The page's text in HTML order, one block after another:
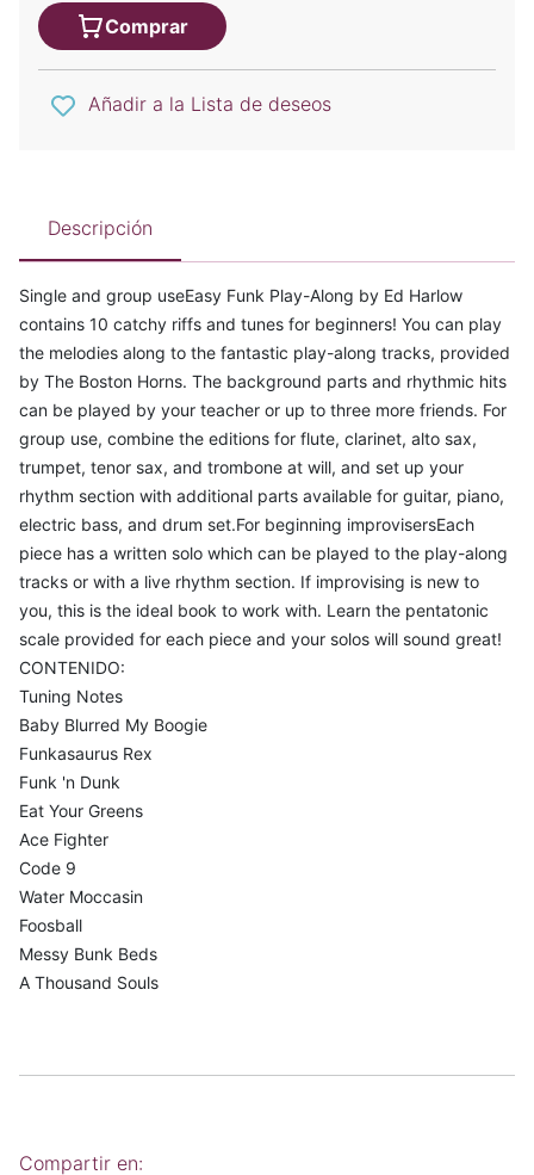
Comprar
Añadir a la Lista de deseos
Descripción
Single and group useEasy Funk Play-Along by Ed Harlow
contains 10 catchy riffs and tunes for beginners! You can play
the melodies along to the fantastic play-along tracks, provided
by The Boston Horns. The background parts and rhythmic hits
can be played by your teacher or up to three more friends. For
group use, combine the editions for flute, clarinet, alto sax,
trumpet, tenor sax, and trombone at will, and set up your
rhythm section with additional parts available for guitar, piano,
electric bass, and drum set.For beginning improvisersEach
piece has a written solo which can be played to the play-along
tracks or with a live rhythm section. If improvising is new to
you, this is the ideal book to work with. Learn the pentatonic
scale provided for each piece and your solos will sound great!
CONTENIDO:
Tuning Notes
Baby Blurred My Boogie
Funkasaurus Rex
Funk 'n Dunk
Eat Your Greens
Ace Fighter
Code 9
Water Moccasin
Foosball
Messy Bunk Beds
A Thousand Souls
Compartir en: